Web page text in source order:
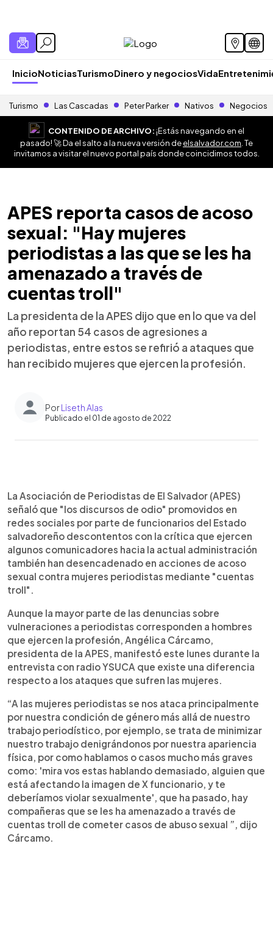
InicioNoticiasTurismoDinero y negociosVida
Turismo Las Cascadas Peter Parker Nativos Negocios
CONTENIDO DE ARCHIVO:¡Estás navegando en el
pasado! 🚀 Da el salto a la nueva versión deelsalvador.com . Te
invitamos a visitar el nuevo portal país donde coincidimos todos.
APES reporta casos de acoso
sexual: "Hay mujeres
periodistas a las que se les ha
amenazado a través de
cuentas troll"
La presidenta de la APES dijo que en lo que va del
año reportan 54 casos de agresiones a
periodistas, entre estos se refirió a ataques que
han recibido mujeres que ejercen la profesión.
PorLiseth Alas
Publicado el 01 de agosto de 2022
► Escuchar artículo
La Asociación de Periodistas de El Salvador (APES)
señaló que "los discursos de odio" promovidos en
redes sociales por parte de funcionarios del Estado
salvadoreño descontentos con la crítica que ejercen
algunos comunicadores hacia la actual administración
también han desencadenado en acciones de acoso
sexual contra mujeres periodistas mediante "cuentas
troll".
Aunque la mayor parte de las denuncias sobre
vulneraciones a periodistas corresponden a hombres
que ejercen la profesión, Angélica Cárcamo,
presidenta de la APES, manifestó este lunes durante la
entrevista con radio YSUCA que existe una diferencia
respecto a los ataques que sufren las mujeres.
“A las mujeres periodistas se nos ataca principalmente
por nuestra condición de género más allá de nuestro
trabajo periodístico, por ejemplo, se trata de minimizar
nuestro trabajo denigrándonos por nuestra apariencia
física, por como hablamos o casos mucho más graves
como: 'mira vos estas hablando demasiado, alguien que
está afectando la imagen de X funcionario, y te
deberíamos violar sexualmente', que ha pasado, hay
compañeras que se les ha amenazado a través de
cuentas troll de cometer casos de abuso sexual ”, dijo
Cárcamo.